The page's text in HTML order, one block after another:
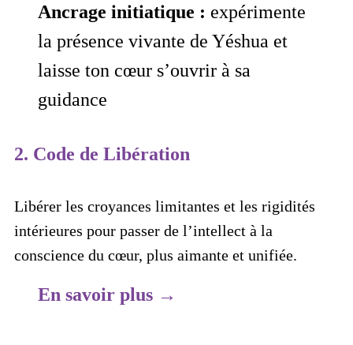
Ancrage initiatique : expérimente
la présence vivante de Yéshua et
laisse ton cœur s’ouvrir à sa
guidance
2. Code de Libération
Libérer les croyances limitantes et les rigidités
intérieures pour passer de l’intellect à la
conscience du cœur, plus aimante et unifiée.
En savoir plus →